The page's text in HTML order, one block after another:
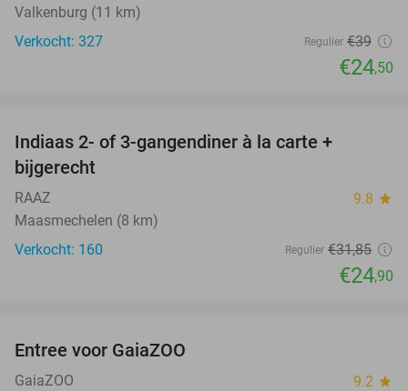
Valkenburg (11 km)
Verkocht: 327
Regulier €39
€24,50
Indiaas 2- of 3-gangendiner à la carte +
bijgerecht
RAAZ 9.8 star
Maasmechelen (8 km)
Verkocht: 160
Regulier €31,85
€24,90
Entree voor GaiaZOO
GaiaZOO 9.2 star